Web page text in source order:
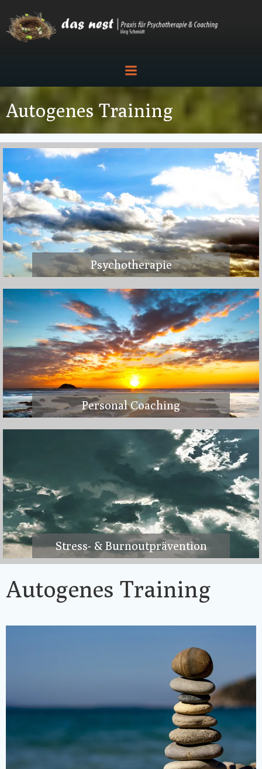
Inhalt
springen
Autogenes Training
Psychotherapie
Personal Coaching
Stress- & Burnoutprävention
Autogenes Training